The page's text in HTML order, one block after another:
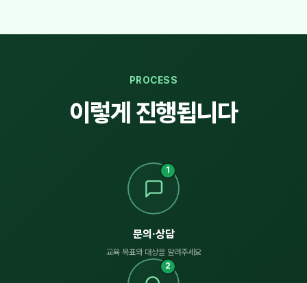
PROCESS
이렇게 진행됩니다
1
문의·상담
교육 목표와 대상을 알려주세요
2